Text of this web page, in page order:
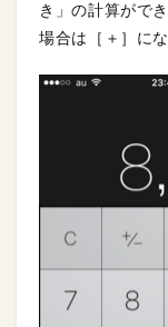
き」の計算がで
場合は［＋］にな